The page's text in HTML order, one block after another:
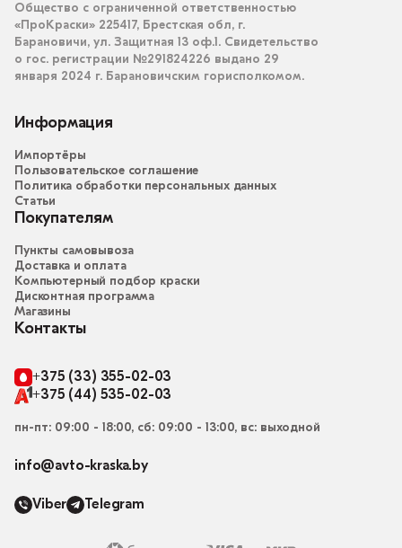
Общество с ограниченной ответственностью
«ПроКраски» 225417, Брестская обл, г.
Барановичи, ул. Защитная 13 оф.1. Свидетельство
о гос. регистрации №291824226 выдано 29
января 2024 г. Барановичским горисполкомом.
Информация
Импортёры
Пользовательское соглашение
Политика обработки персональных данных
Статьи
Покупателям
Пункты самовывоза
Доставка и оплата
Компьютерный подбор краски
Дисконтная программа
Магазины
Контакты
+375 (33) 355-02-03
+375 (44) 535-02-03
пн-пт: 09:00 - 18:00, сб: 09:00 - 13:00, вс: выходной
info@avto-kraska.by
Viber Telegram